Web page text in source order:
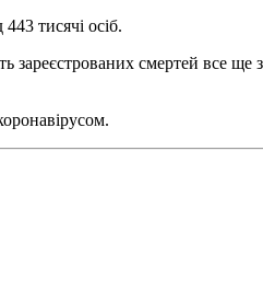
тисячі осіб.
зареєстрованих смертей все ще